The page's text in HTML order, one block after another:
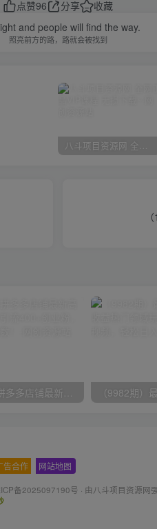
点赞96 分享
收藏
and people will find the way.
照亮前方的路，路就会被找到
八斗项目资源网 全网正品VIP课程 无损下载~
（10041期）拼多多店铺最新高效引流术，轻松引流400+创业粉，精准日变现五位数！
告合作 网站地图
备2025097190号 · 由八斗项目资源网